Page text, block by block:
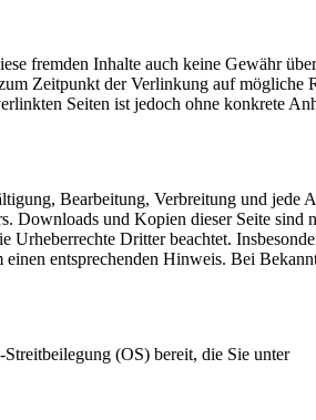
fremden Inhalte auch keine Gewähr
Zeitpunkt der Verlinkung auf mögliche
Seiten ist jedoch ohne konkrete
Bearbeitung, Verbreitung und jede
Downloads und Kopien dieser Seite sind
Dritter beachtet.
entsprechenden Hinweis. Bei
(OS) bereit, die Sie unter